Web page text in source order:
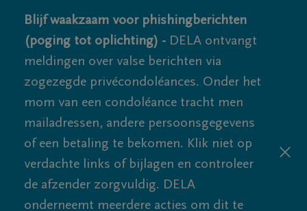
Blijf waakzaam voor phishingberichten
(poging tot oplichting) - DELA ontvangt
meldingen over valse berichten via
zogezegde privécondoléances. Onder het
mom van een condoléance tracht men
mailadressen, andere persoonsgegevens
of een betaling te bekomen. Klik niet op
verdachte links of bijlagen en controleer
de afzender zorgvuldig. DELA
onderneemt meerdere acties om dit te